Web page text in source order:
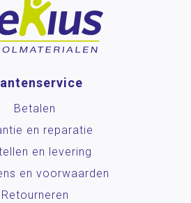
Betalen
en reparatie
en levering
en voorwaarden
Retourneren